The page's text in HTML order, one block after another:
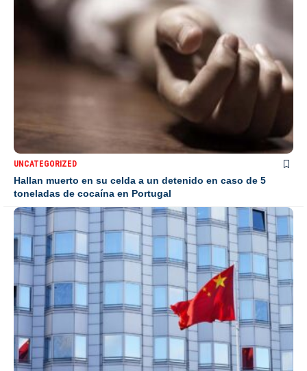
UNCATEGORIZED
Hallan muerto en su celda a un detenido en caso de 5
toneladas de cocaína en Portugal